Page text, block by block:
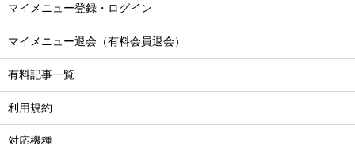
マイメニュー登録・ログイン
マイメニュー退会（有料会員退会）
有料記事一覧
利用規約
対応機種